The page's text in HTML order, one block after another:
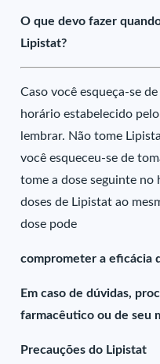
O que devo fazer
Lipistat?
Caso você esqueça-se
horário estabelecido
lembrar. Não tome
você esqueceu-se de
tome a dose seguinte
doses de Lipistat ao
dose pode
comprometer a eficácia
Em caso de dúvidas,
farmacêutico ou de seu
Precauções do Lipistat